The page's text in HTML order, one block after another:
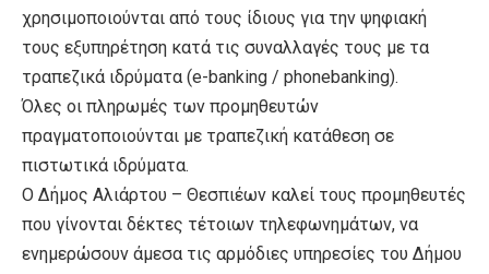
χρησιμοποιούνται από τους ίδιους για την ψηφιακή
τους εξυπηρέτηση κατά τις συναλλαγές τους με τα
τραπεζικά ιδρύματα (e-banking / phonebanking).
Όλες οι πληρωμές των προμηθευτών
πραγματοποιούνται με τραπεζική κατάθεση σε
πιστωτικά ιδρύματα.
Ο Δήμος Αλιάρτου – Θεσπιέων καλεί τους προμηθευτές
που γίνονται δέκτες τέτοιων τηλεφωνημάτων, να
ενημερώσουν άμεσα τις αρμόδιες υπηρεσίες του Δήμου